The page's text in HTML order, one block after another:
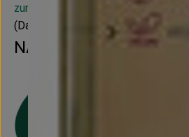
zur WebSite
(Daten von Ecoinform)
NATURATA